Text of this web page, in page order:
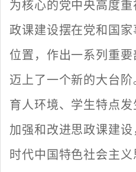
为核心的党中央高度
政课建设摆在党和国
位置，作出一系列重
迈上了一个新的大台
育人环境、学生特点
加强和改进思政课建
时代中国特色社会主